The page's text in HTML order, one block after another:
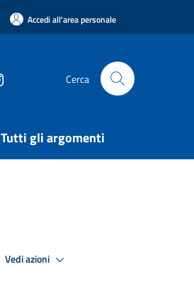
Accedi all'area personale
Cerca
Tutti gli argomenti
Vedi azioni